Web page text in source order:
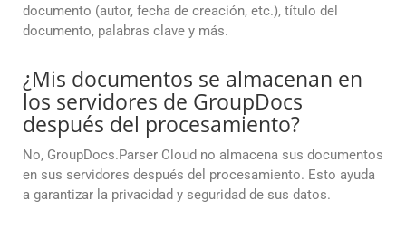
documento (autor, fecha de creación, etc.), título del
documento, palabras clave y más.
¿Mis documentos se almacenan en
los servidores de GroupDocs
después del procesamiento?
No, GroupDocs.Parser Cloud no almacena sus documentos
en sus servidores después del procesamiento. Esto ayuda
a garantizar la privacidad y seguridad de sus datos.